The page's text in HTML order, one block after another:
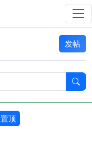
发帖
置顶